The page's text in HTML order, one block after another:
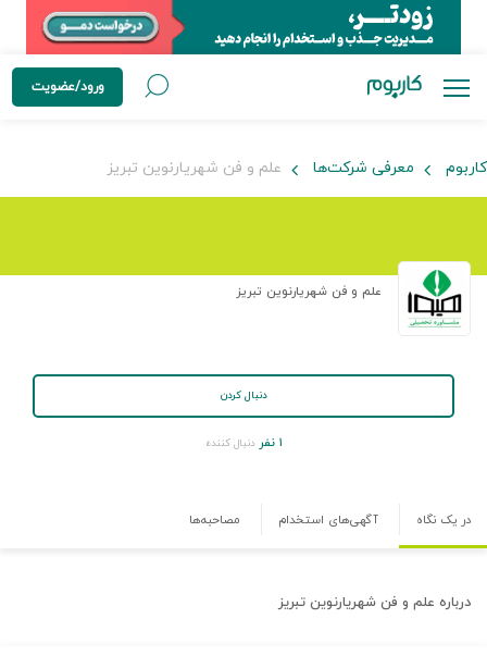
ورود/عضویت
کاربوم معرفی شرکت‌ها علم و فن شهریارنوین تبریز
علم و فن شهریارنوین تبریز
دنبال کردن
۱ نفر دنبال کننده
در یک نگاه آگهی‌های استخدام مصاحبه‌ها
درباره علم و فن شهریارنوین تبریز